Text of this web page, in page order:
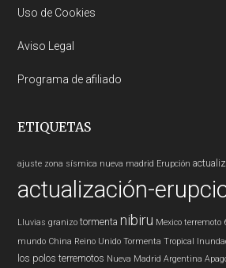
Uso de Cookies
Aviso Legal
Programa de afiliado
ETIQUETAS
ajuste zona sísmica nueva madrid Erupción
actualización-
Lluvias granizo tormenta nibiru Mexico terremoto
mundo China Reino Unido Tormenta Tropical
los polos terremotos Nueva Madrid Argentina